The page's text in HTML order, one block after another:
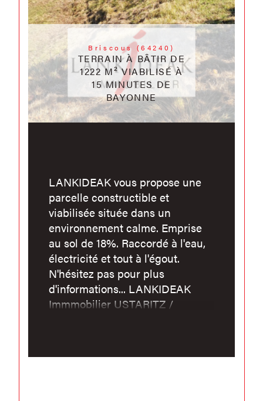
Briscous (64240)
TERRAIN À BÂTIR DE
1222 M² VIABILISÉ À
15 MINUTES DE
BAYONNE
LANKIDEAK vous propose une
parcelle constructible et
viabilisée située dans un
environnement calme. Emprise
au sol de 18%. Raccordé à l'eau,
électricité et tout à l'égout.
N'hésitez pas pour plus
d'informations... LANKIDEAK
Immmobilier USTARITZ /